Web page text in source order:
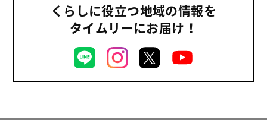
くらしに役立つ地域の情報を
タイムリーにお届け！